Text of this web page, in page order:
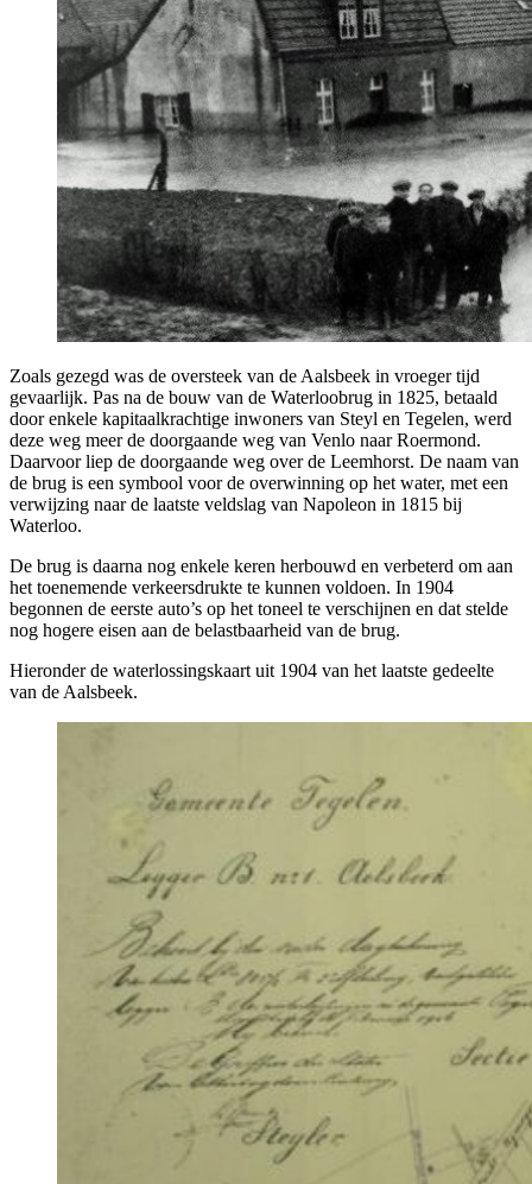
Zoals gezegd was de oversteek van de Aalsbeek in vroeger tijd
gevaarlijk. Pas na de bouw van de Waterloobrug in 1825, betaald
door enkele kapitaalkrachtige inwoners van Steyl en Tegelen, werd
deze weg meer de doorgaande weg van Venlo naar Roermond.
Daarvoor liep de doorgaande weg over de Leemhorst. De naam van
de brug is een symbool voor de overwinning op het water, met een
verwijzing naar de laatste veldslag van Napoleon in 1815 bij
Waterloo.
De brug is daarna nog enkele keren herbouwd en verbeterd om aan
het toenemende verkeersdrukte te kunnen voldoen. In 1904
begonnen de eerste auto’s op het toneel te verschijnen en dat stelde
nog hogere eisen aan de belastbaarheid van de brug.
Hieronder de waterlossingskaart uit 1904 van het laatste gedeelte
van de Aalsbeek.